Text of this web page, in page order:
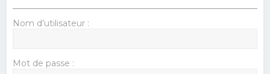
Nom d’utilisateur :
Mot de passe :